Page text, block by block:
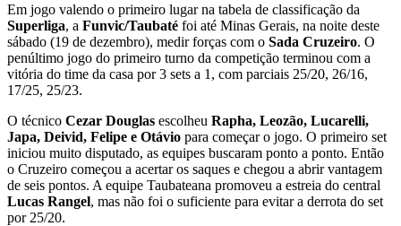
Em jogo valendo o primeiro lugar na tabela de classificação da
Superliga, a Funvic/Taubaté foi até Minas Gerais, na noite deste
sábado (19 de dezembro), medir forças com o Sada Cruzeiro. O
penúltimo jogo do primeiro turno da competição terminou com a
vitória do time da casa por 3 sets a 1, com parciais 25/20, 26/16,
17/25, 25/23.
O técnico Cezar Douglas escolheu Rapha, Leozão, Lucarelli,
Japa, Deivid, Felipe e Otávio para começar o jogo. O primeiro set
iniciou muito disputado, as equipes buscaram ponto a ponto. Então
o Cruzeiro começou a acertar os saques e chegou a abrir vantagem
de seis pontos. A equipe Taubateana promoveu a estreia do central
Lucas Rangel, mas não foi o suficiente para evitar a derrota do set
por 25/20.